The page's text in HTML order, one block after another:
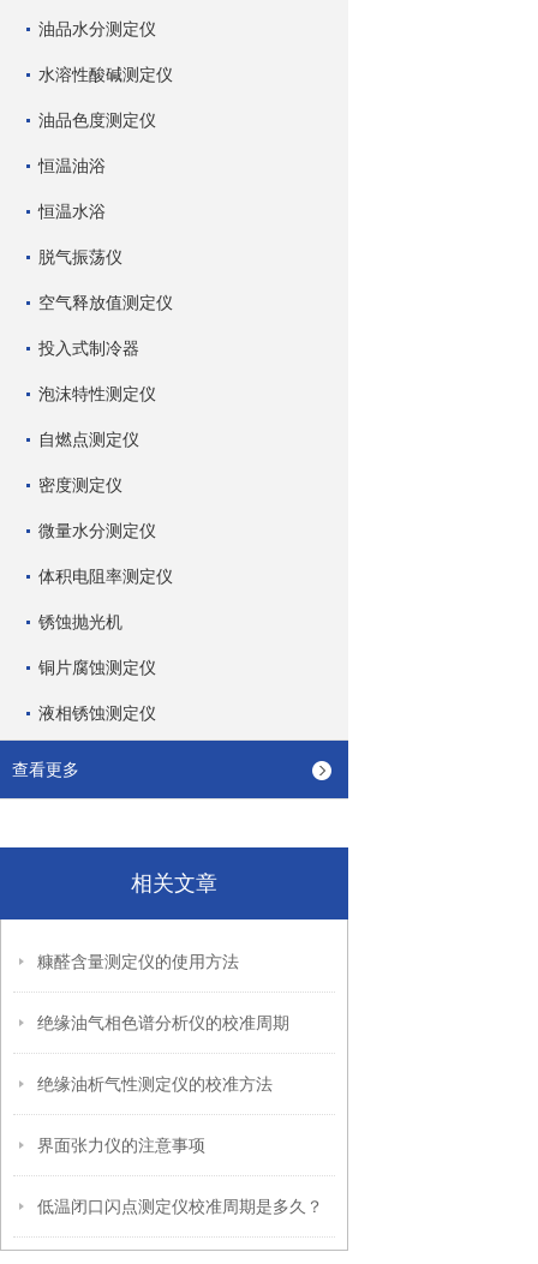
油品水分测定仪
水溶性酸碱测定仪
油品色度测定仪
恒温油浴
恒温水浴
脱气振荡仪
空气释放值测定仪
投入式制冷器
泡沫特性测定仪
自燃点测定仪
密度测定仪
微量水分测定仪
体积电阻率测定仪
锈蚀抛光机
铜片腐蚀测定仪
液相锈蚀测定仪
查看更多
相关文章
糠醛含量测定仪的使用方法
绝缘油气相色谱分析仪的校准周期
绝缘油析气性测定仪的校准方法
界面张力仪的注意事项
低温闭口闪点测定仪校准周期是多久？